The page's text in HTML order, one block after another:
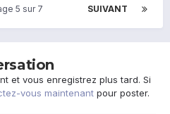
SUIVANT
5 sur 7
et vous enregistrez plus tard. Si
vous maintenant pour poster.